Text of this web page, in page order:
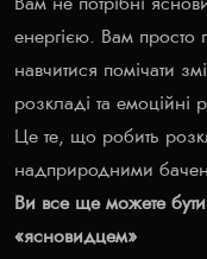
Вам не потрібні
енергією. Вам просто
навчитися помічати
розкладі та емоційні
Це те, що робить
надприродними
Ви все ще можете бути
«ясновидцем»